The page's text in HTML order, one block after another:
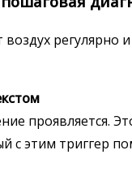
регулярно
проявляется.
с этим триггер